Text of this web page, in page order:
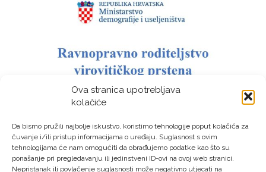
Ova stranica upotrebljava
kolačiće
Da bismo pružili najbolje iskustvo, koristimo tehnologije poput kolačića za
čuvanje i/ili pristup informacijama o uređaju. Suglasnost s ovim
tehnologijama će nam omogućiti da obrađujemo podatke kao što su
ponašanje pri pregledavanju ili jedinstveni ID-ovi na ovoj web stranici.
Nepristanak ili povlačenje suglasnosti može negativno utjecati na